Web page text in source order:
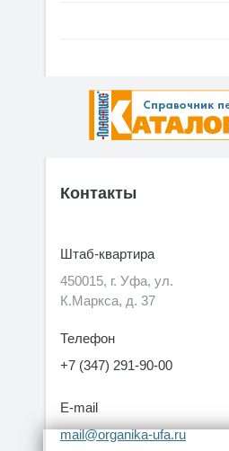
Контакты
Штаб-квартира
450015, г. Уфа, ул.
К.Маркса, д. 37
Телефон
+7 (347) 291-90-00
E-mail
mail@organika-ufa.ru